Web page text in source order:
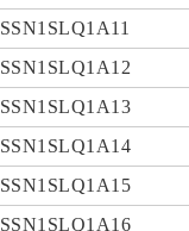
SSN1SLQ1A11
SSN1SLQ1A12
SSN1SLQ1A13
SSN1SLQ1A14
SSN1SLQ1A15
SSN1SLQ1A16